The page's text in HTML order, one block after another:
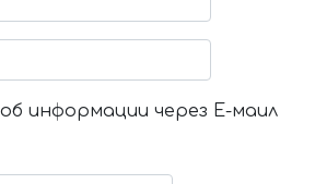
информации через Е-маил